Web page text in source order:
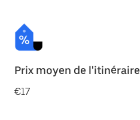
Prix moyen de l'itinéraire
€17